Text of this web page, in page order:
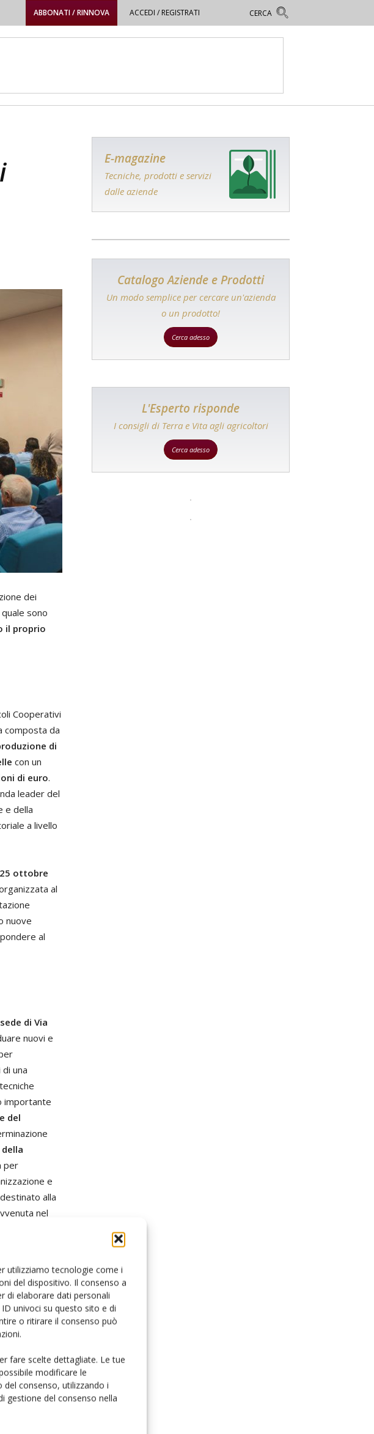
utilizziamo tecnologie come i
del dispositivo. Il consenso a
di elaborare dati personali
univoci su questo sito e di
o ritirare il consenso può
fare scelte dettagliate. Le tue
modificare le
consenso, utilizzando i
gestione del consenso nella
ABBONATI / RINNOVA ACCEDI / REGISTRATI
dei
sono
il proprio
Cooperativi
composta da
di
con un
di euro.
leader del
e della
a livello
ottobre
al
nuove
al
di Via
nuovi e
una
importante
del
per
e
alla
nel
e la
.
margini
di
dei terreni
E-magazine
Tecniche, prodotti e servizi
dalle aziende
Catalogo Aziende e Prodotti
Un modo semplice per cercare un'azienda
o un prodotto!
Cerca adesso
L'Esperto risponde
I consigli di Terra e Vita agli agricoltori
Cerca adesso